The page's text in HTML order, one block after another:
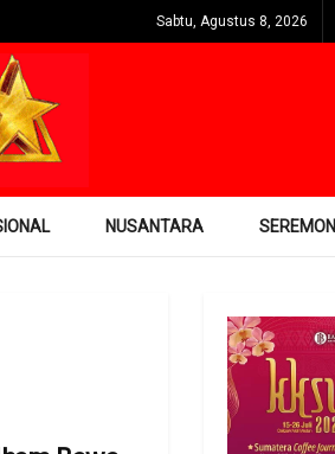
Sabtu, Agustus 8, 2026
NUSANTARA SEREMONI